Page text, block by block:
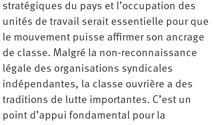
stratégiques du pays et l’occupation des
unités de travail serait essentielle pour que
le mouvement puisse affirmer son ancrage
de classe. Malgré la non-reconnaissance
légale des organisations syndicales
indépendantes, la classe ouvrière a des
traditions de lutte importantes. C’est un
point d’appui fondamental pour la